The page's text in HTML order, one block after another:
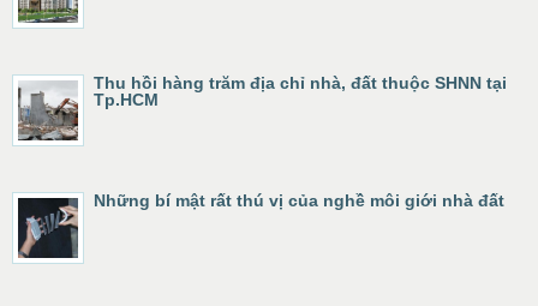
Thu hồi hàng trăm địa chỉ nhà, đất thuộc SHNN tại
Tp.HCM
Những bí mật rất thú vị của nghề môi giới nhà đất